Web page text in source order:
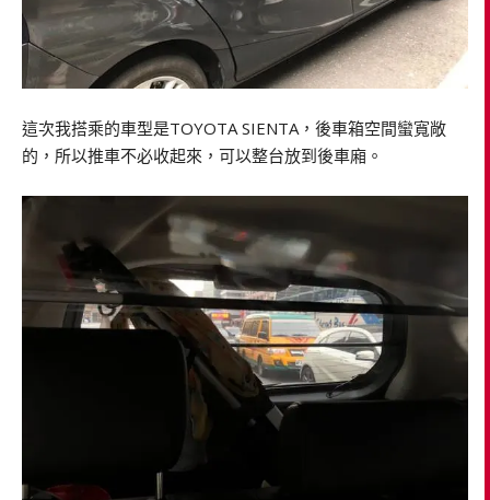
這次我搭乘的車型是TOYOTA SIENTA，後車箱空間蠻寬敞
的，所以推車不必收起來，可以整台放到後車廂。